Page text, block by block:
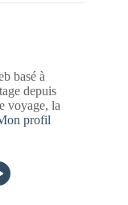
basé à
depuis
voyage, la
profil